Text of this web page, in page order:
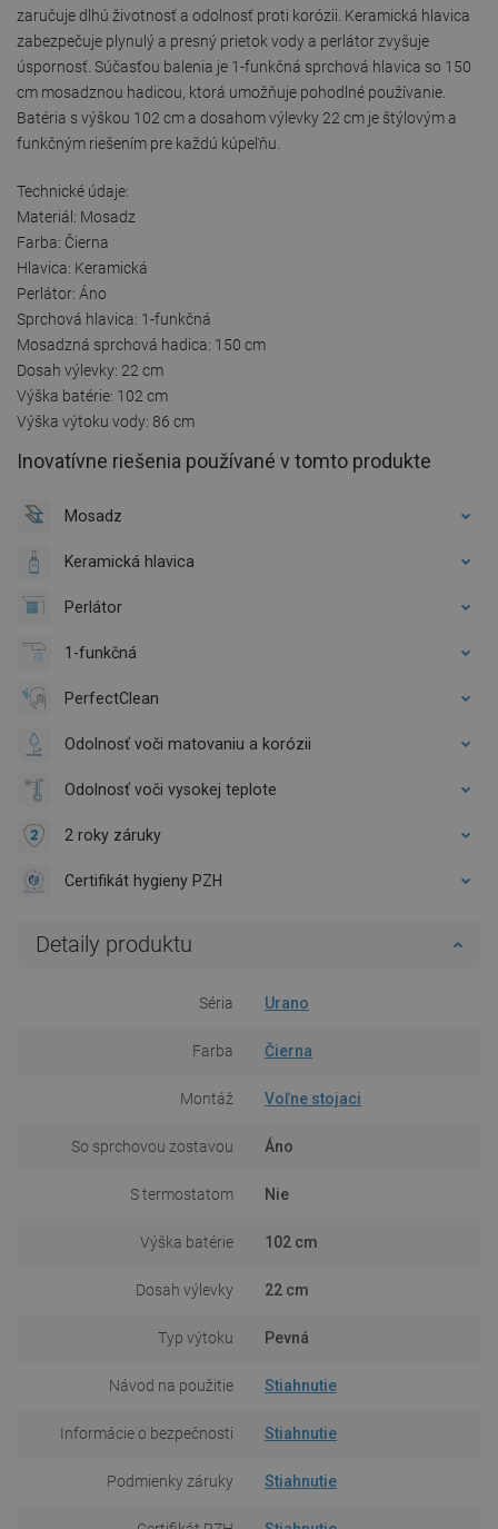
zaručuje dlhú životnosť a odolnosť proti korózii. Keramická hlavica
zabezpečuje plynulý a presný prietok vody a perlátor zvyšuje
úspornosť. Súčasťou balenia je 1-funkčná sprchová hlavica so 150
cm mosadznou hadicou, ktorá umožňuje pohodlné používanie.
Batéria s výškou 102 cm a dosahom výlevky 22 cm je štýlovým a
funkčným riešením pre každú kúpeľňu.
Technické údaje:
Materiál: Mosadz
Farba: Čierna
Hlavica: Keramická
Perlátor: Áno
Sprchová hlavica: 1-funkčná
Mosadzná sprchová hadica: 150 cm
Dosah výlevky: 22 cm
Výška batérie: 102 cm
Výška výtoku vody: 86 cm
Inovatívne riešenia používané v tomto produkte
Mosadz
Keramická hlavica
Perlátor
1-funkčná
PerfectClean
Odolnosť voči matovaniu a korózii
Odolnosť voči vysokej teplote
2 roky záruky
Certifikát hygieny PZH
Detaily produktu
Séria Urano
Farba Čierna
Montáž Voľne stojaci
So sprchovou zostavou Áno
S termostatom Nie
Výška batérie 102 cm
Dosah výlevky 22 cm
Typ výtoku Pevná
Návod na použitie Stiahnutie
Informácie o bezpečnosti Stiahnutie
Podmienky záruky Stiahnutie